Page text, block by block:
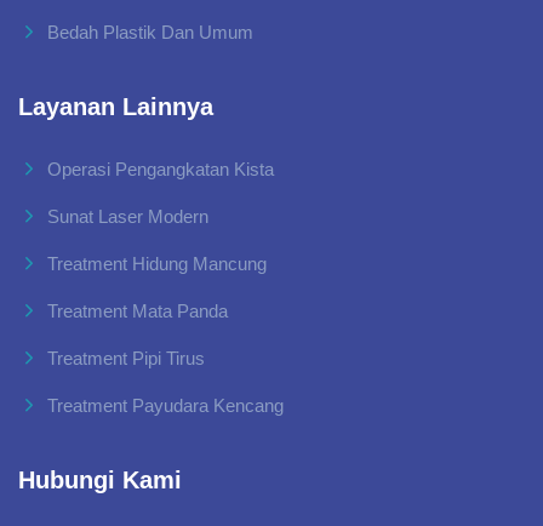
Bedah Plastik Dan Umum
Layanan Lainnya
Operasi Pengangkatan Kista
Sunat Laser Modern
Treatment Hidung Mancung
Treatment Mata Panda
Treatment Pipi Tirus
Treatment Payudara Kencang
Hubungi Kami